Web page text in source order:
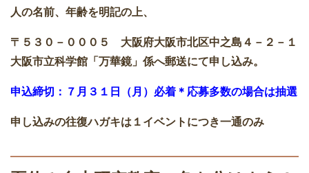
人の名前、年齢を明記の上、
〒５３０－０００５ 大阪府大阪市北区中之島４－２－１
大阪市立科学館「万華鏡」係へ郵送にて申し込み。
申込締切：７月３１日（月）必着＊応募多数の場合は抽選
申し込みの往復ハガキは１イベントにつき一通のみ